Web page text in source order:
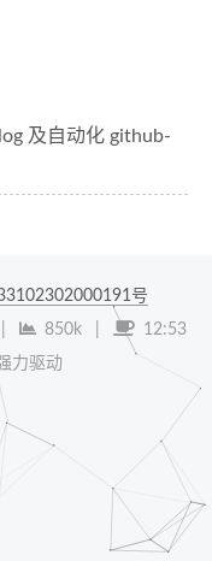
及自动化 github-
号
850k
12:53
力驱动